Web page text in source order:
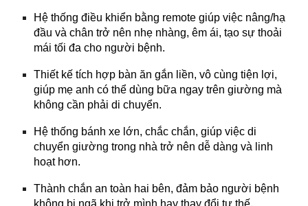
Hệ thống điều khiển bằng remote giúp việc nâng/hạ
đầu và chân trở nên nhẹ nhàng, êm ái, tạo sự thoải
mái tối đa cho người bệnh.
Thiết kế tích hợp bàn ăn gắn liền, vô cùng tiện lợi,
giúp mẹ anh có thể dùng bữa ngay trên giường mà
không cần phải di chuyển.
Hệ thống bánh xe lớn, chắc chắn, giúp việc di
chuyển giường trong nhà trở nên dễ dàng và linh
hoạt hơn.
Thành chắn an toàn hai bên, đảm bảo người bệnh